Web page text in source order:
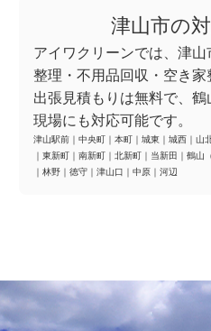
津山市の
アイワクリーンでは、津
整理・不用品回収・空き家
出張見積もりは無料で、
現場にも対応可能です。
津山駅前 ｜ 中央町 ｜ 本町 ｜ 城東 ｜ 城西 ｜ 山
｜ 東新町 ｜ 南新町 ｜ 北新町 ｜ 当新田 ｜ 鶴山
｜ 林野 ｜ 徳守 ｜ 津山口 ｜ 中原 ｜ 河辺